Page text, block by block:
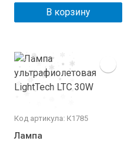
В корзину
Код артикула: К1785
Лампа